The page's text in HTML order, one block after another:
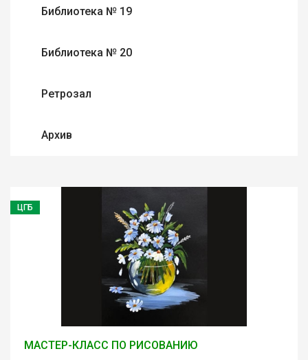
Библиотека № 19
Библиотека № 20
Ретрозал
Архив
ЦГБ
МАСТЕР-КЛАСС ПО РИСОВАНИЮ